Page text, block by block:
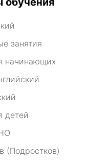
занятия
начинающих
детей
(Подростков)